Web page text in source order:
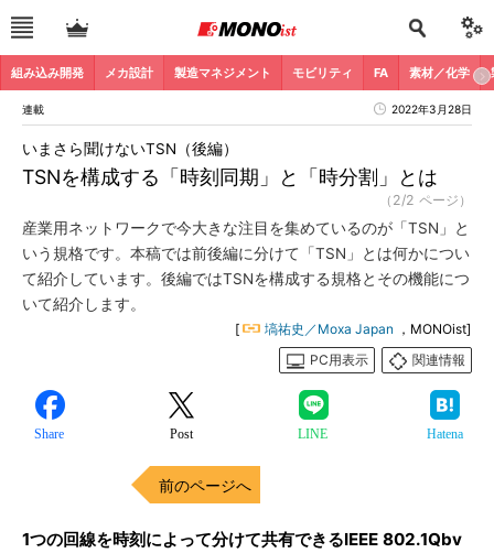
組み込み開発 メカ設計 製造マネジメント モビリティ FA 素材／化学
連載 2022年3月28日
TSNを構成する「時刻同期」と「時分割」とは
いまさら聞けないTSN（後編）
（2/2 ページ）
産業用ネットワークで今大きな注目を集めているのが「TSN」と
いう規格です。本稿では前後編に分けて「TSN」とは何かについ
て紹介しています。後編ではTSNを構成する規格とその機能につ
いて紹介します。
[ 塙祐史／Moxa Japan ，MONOist]
PC用表示
関連情報
Share Post LINE Hatena
前のページへ
1つの回線を時刻によって分けて共有できるIEEE 802.1Qbv